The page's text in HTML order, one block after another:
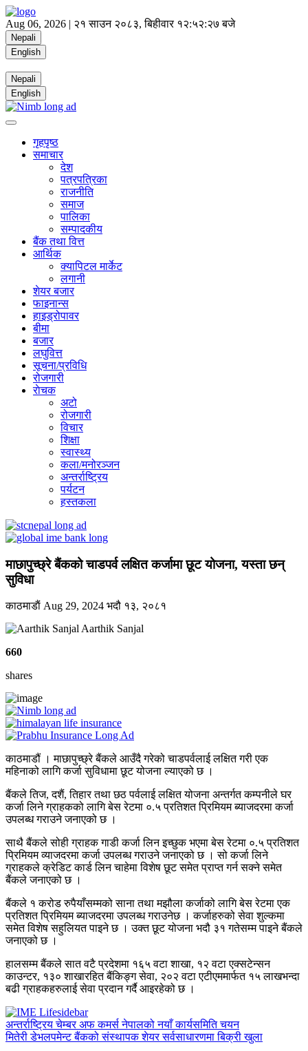
Aug 06, 2026 | २१ साउन २०८३, बिहीवार १२:५२:२७ बजे
Nepali
English
Nepali
English
गृहपृष्ठ
समाचार
देश
पत्रपत्रिका
राजनीति
समाज
पालिका
सम्पादकीय
बैंक तथा वित्त
आर्थिक
क्यापिटल मार्केट
लगानी
शेयर बजार
फाइनान्स
हाइड्रोपावर
बीमा
बजार
लघुवित्त
सूचना/प्रविधि
रोजगारी
राेचक
अटो
रोजगारी
विचार
शिक्षा
स्वास्थ्य
कला/मनोरञ्जन
अन्तर्राष्ट्रिय
पर्यटन
हस्तकला
माछापुच्छ्रे बैंकको चाडपर्व लक्षित कर्जामा छूट योजना, यस्ता छन्
सुविधा
काठमाडाैं Aug 29, 2024 भदौ १३, २०८१
Aarthik Sanjal
660
shares
काठमाडौं । माछापुच्छ्रे बैंकले आउँदै गरेको चाडपर्वलाई लक्षित गरी एक
महिनाको लागि कर्जा सुविधामा छूट योजना ल्याएको छ ।
बैंकले तिज, दशैं, तिहार तथा छठ पर्वलाई लक्षित योजना अन्तर्गत कम्पनीले घर
कर्जा लिने ग्राहकको लागि बेस रेटमा ०.५ प्रतिशत प्रिमियम ब्याजदरमा कर्जा
उपलब्ध गराउने जनाएको छ ।
साथै बैंकले सोही ग्राहक गाडी कर्जा लिन इच्छुक भएमा बेस रेटमा ०.५ प्रतिशत
प्रिमियम व्याजदरमा कर्जा उपलब्ध गराउने जनाएको छ । सो कर्जा लिने
ग्राहकले क्रेडिट कार्ड लिन चाहेमा विशेष छूट समेत प्राप्त गर्न सक्ने समेत
बैंकले जनाएको छ ।
बैंकले १ करोड रुपैयाँसम्मको साना तथा मझौला कर्जाको लागि बेस रेटमा एक
प्रतिशत प्रिमियम ब्याजदरमा उपलब्ध गराउनेछ । कर्जाहरुको सेवा शुल्कमा
समेत विशेष सहुलियत पाइने छ । उक्त छूट योजना भदौ ३१ गतेसम्म पाइने बैंकले
जनाएको छ ।
हालसम्म बैंकले सात वटै प्रदेशमा १६५ वटा शाखा, १२ वटा एक्सटेन्सन
काउन्टर, १३० शाखारहित बैंकिङ्ग सेवा, २०२ वटा एटीएममार्फत १५ लाखभन्दा
बढी ग्राहकहरुलाई सेवा प्रदान गर्दै आइरहेको छ ।
अन्तर्राष्ट्रिय चेम्बर अफ कमर्स नेपालको नयाँ कार्यसमिति चयन
मितेरी डेभलपमेन्ट बैंकको संस्थापक शेयर सर्वसाधारणमा बिक्री खुला